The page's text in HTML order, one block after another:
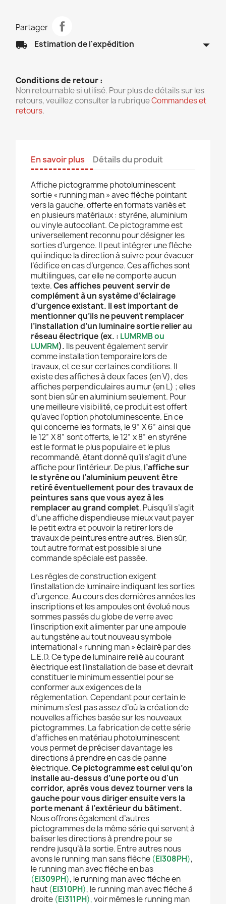
Partager
local_shipping Estimation de l'expédition arrow_drop_down
Conditions de retour :
Non retournable si utilisé. Pour plus de détails sur les
retours, veuillez consulter la rubriqueCommandes et
retours.
En savoir plus Détails du produit
Affiche pictogramme photoluminescent
sortie « running man » avec flèche pointant
vers la gauche, offerte en formats variés et
en plusieurs matériaux : styrène, aluminium
ou vinyle autocollant. Ce pictogramme est
universellement reconnu pour désigner les
sorties d’urgence. Il peut intégrer une flèche
qui indique la direction à suivre pour évacuer
l’édifice en cas d’urgence. Ces affiches sont
multilingues, car elle ne comporte aucun
texte.Ces affiches peuvent servir de
complément à un système d’éclairage
d’urgence existant. Il est important de
mentionner qu’ils ne peuvent remplacer
l’installation d’un luminaire sortie relier au
réseau électrique (ex. : LUMRMBou
LUMRM). Ils peuvent également servir
comme installation temporaire lors de
travaux, et ce sur certaines conditions. Il
existe des affiches à deux faces (en V), des
affiches perpendiculaires au mur (en L) ; elles
sont bien sûr en aluminium seulement. Pour
une meilleure visibilité, ce produit est offert
qu’avec l’option photoluminescente. En ce
qui concerne les formats, le 9” X 6” ainsi que
le 12” X 8” sont offerts, le 12” x 8” en styrène
est le format le plus populaire et le plus
recommandé, étant donné qu’il s’agit d’une
affiche pour l’intérieur. De plus, l’affiche sur
le styrène ou l’aluminium peuvent être
retiré éventuellement pour des travaux de
peintures sans que vous ayez à les
remplacer au grand complet. Puisqu'il s’agit
d’une affiche dispendieuse mieux vaut payer
le petit extra et pouvoir la retirer lors de
travaux de peintures entre autres. Bien sûr,
tout autre format est possible si une
commande spéciale est passée.
Les règles de construction exigent
l’installation de luminaire indiquant les sorties
d’urgence. Au cours des dernières années les
inscriptions et les ampoules ont évolué nous
sommes passés du globe de verre avec
l’inscription exit alimenter par une ampoule
au tungstène au tout nouveau symbole
international « running man » éclairé par des
L.E.D. Ce type de luminaire relié au courant
électrique est l’installation de base et devrait
constituer le minimum essentiel pour se
conformer aux exigences de la
réglementation. Cependant pour certain le
minimum s’est pas assez d’où la création de
nouvelles affiches basée sur les nouveaux
pictogrammes. La fabrication de cette série
d’affiches en matériau photoluminescent
vous permet de préciser davantage les
directions à prendre en cas de panne
électrique.Ce pictogramme est celui qu’on
installe au-dessus d’une porte ou d'un
corridor, après vous devez tourner vers la
gauche pour vous diriger ensuite vers la
porte menant à l’extérieur du bâtiment.
Nous offrons également d’autres
pictogrammes de la même série qui servent à
baliser les directions à prendre pour se
rendre jusqu’à la sortie. Entre autres nous
avons le running man sans flèche (EI308PH),
le running man avec flèche en bas
(EI309PH), le running man avec flèche en
haut (EI310PH), le running man avec flèche à
droite (EI311PH),voir mêmes le running man